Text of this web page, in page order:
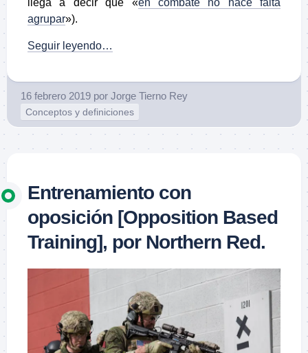
llega a decir que «en combate no hace falta
agrupar»).
Seguir leyendo…
16 febrero 2019 por Jorge Tierno Rey
Conceptos y definiciones
Entrenamiento con
oposición [Opposition Based
Training], por Northern Red.